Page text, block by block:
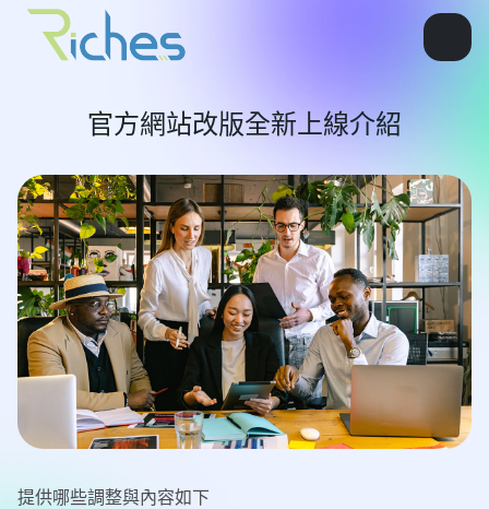
官方網站改版全新上線介紹
提供哪些調整與內容如下